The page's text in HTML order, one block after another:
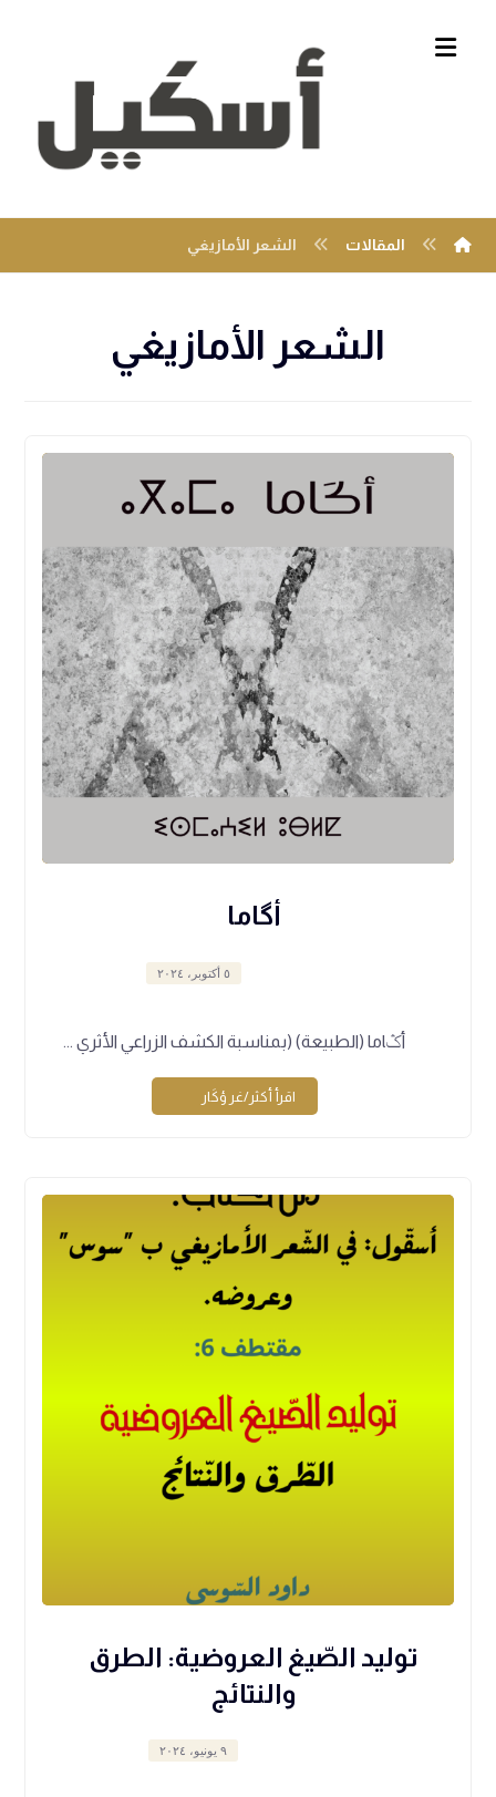
المقالات الشعر الأمازيغي
الشعر الأمازيغي
أگاما
٥ أكتوبر، ٢٠٢٤
أݣاما (الطبيعة) (بمناسبة الكشف الزراعي الأثري ...
اقرأ أكثر/غر ؤكَار
توليد الصّيغ العروضية: الطرق
والنتائج
٩ يونيو، ٢٠٢٤